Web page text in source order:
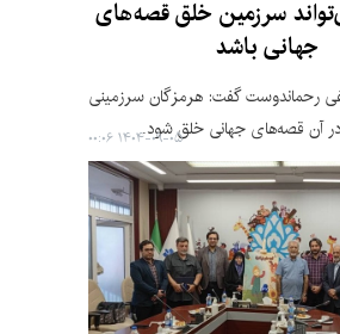
سرزمین خلق قصه‌های
جهانی باشد
رحماندوست گفت: هرمزگان سرزمینی
آن قصه‌های جهانی خلق شود.
۱۴۰۴-۰۹-۰۵ ۰۰:۰۶